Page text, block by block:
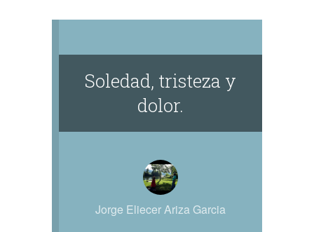
Soledad, tristeza y
dolor.
Jorge Eliecer Ariza Garcia